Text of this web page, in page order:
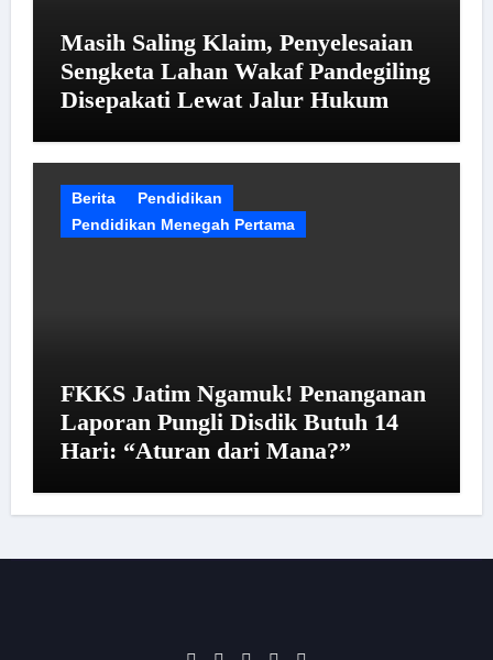
Masih Saling Klaim, Penyelesaian
Sengketa Lahan Wakaf Pandegiling
Disepakati Lewat Jalur Hukum
Berita
Pendidikan
Pendidikan Menegah Pertama
FKKS Jatim Ngamuk! Penanganan
Laporan Pungli Disdik Butuh 14
Hari: “Aturan dari Mana?”